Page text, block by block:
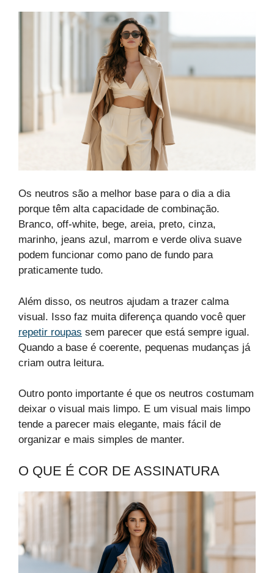
Os neutros são a melhor base para o dia a dia
porque têm alta capacidade de combinação.
Branco, off-white, bege, areia, preto, cinza,
marinho, jeans azul, marrom e verde oliva suave
podem funcionar como pano de fundo para
praticamente tudo.
Além disso, os neutros ajudam a trazer calma
visual. Isso faz muita diferença quando você quer
repetir roupas sem parecer que está sempre igual.
Quando a base é coerente, pequenas mudanças já
criam outra leitura.
Outro ponto importante é que os neutros costumam
deixar o visual mais limpo. E um visual mais limpo
tende a parecer mais elegante, mais fácil de
organizar e mais simples de manter.
O QUE É COR DE ASSINATURA